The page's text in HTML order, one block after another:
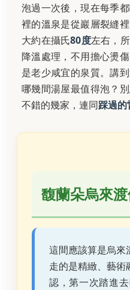
泡過一次後，現在每季
裡的溫泉是從巖層裂縫
大約在攝氏80度左右，
降溫處理，不用擔心燙
是老少咸宜的泉質。講
哪幾間湯屋最值得泡？
不錯的幾家，連同踩過的
馥蘭朵烏來
這間應該算是烏來
走的是精緻、藝
認，第一次踏進